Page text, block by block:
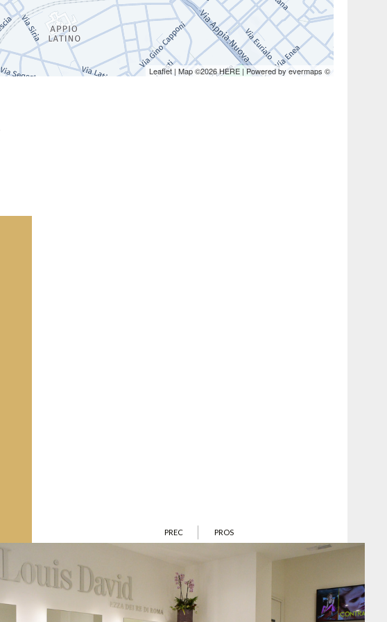
Leaflet | Map ©2026HERE | Powered byevermaps ©
PREC PROS